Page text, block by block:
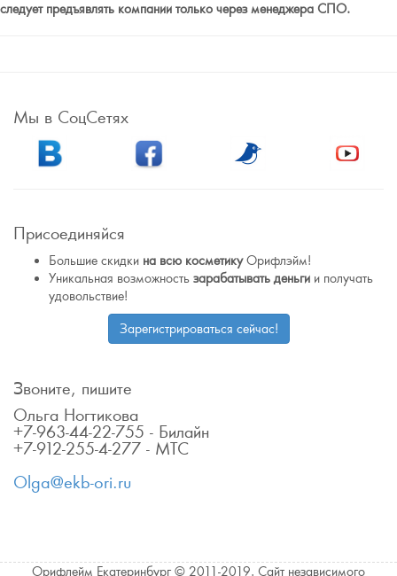
следует предъявлять компании только через менеджера СПО.
Мы в СоцСетях
Присоединяйся
Большие скидки на всю косметикуОрифлэйм!
Уникальная возможность зарабатывать деньги и получать
удовольствие!
Зарегистрироваться сейчас!
Звоните, пишите
Ольга Ногтикова
+7-963-44-22-755 - Билайн
+7-912-255-4-277 - МТС
Olga@ekb-ori.ru
Орифлейм Екатеринбург © 2011-2019. Сайт независимого